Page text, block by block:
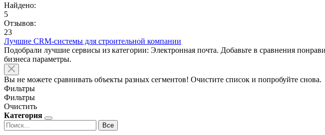
Найдено:
5
Отзывов:
23
Лучшие CRM-системы для строительной компании
Подобрали лучшие сервисы из категории: Электронная почта. Добавьте в сравнения
бизнеса параметры.
Вы не можете сравнивать объекты разных сегментов! Очистите список и попробуйте снова.
Фильтры
Фильтры
Очистить
Категория
Все